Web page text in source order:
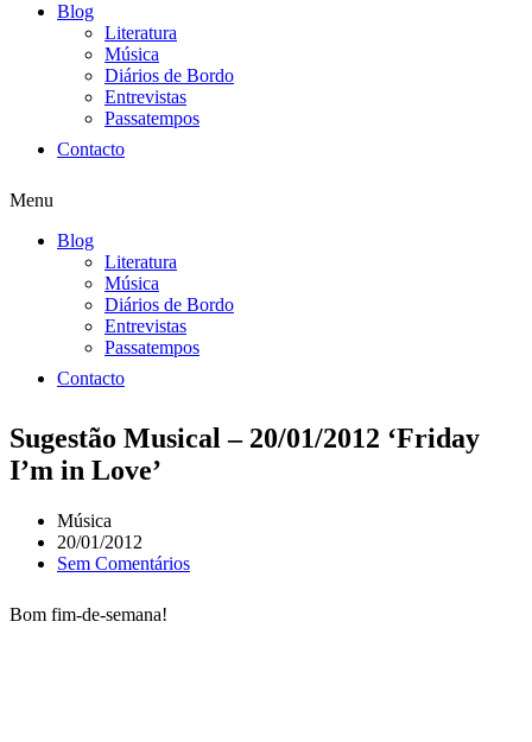
Blog
Literatura
Música
Diários de Bordo
Entrevistas
Passatempos
Contacto
Menu
Blog
Literatura
Música
Diários de Bordo
Entrevistas
Passatempos
Contacto
Sugestão Musical – 20/01/2012 ‘Friday
I’m in Love’
Música
20/01/2012
Sem Comentários
Bom fim-de-semana!